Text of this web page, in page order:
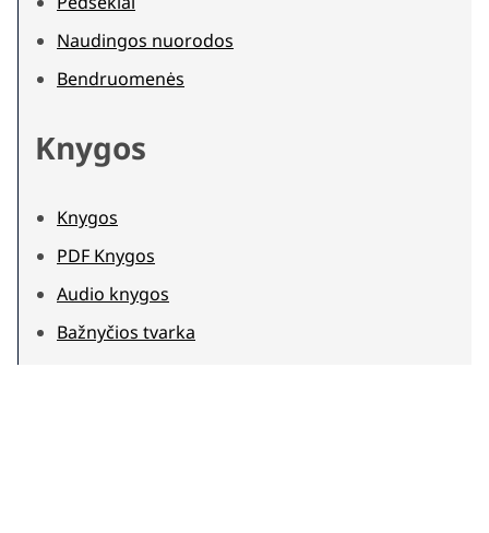
Naudingos nuorodos
Bendruomenės
Knygos
Knygos
PDF Knygos
Audio knygos
Bažnyčios tvarka